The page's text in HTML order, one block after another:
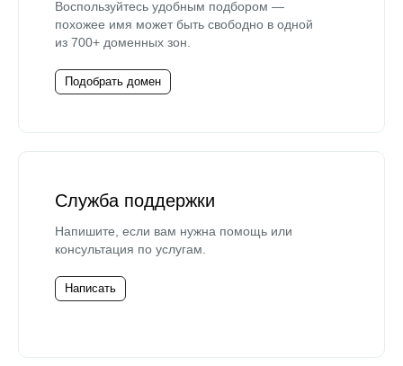
Воспользуйтесь удобным подбором —
похожее имя может быть свободно в одной
из 700+ доменных зон.
Подобрать домен
Служба поддержки
Напишите, если вам нужна помощь или
консультация по услугам.
Написать